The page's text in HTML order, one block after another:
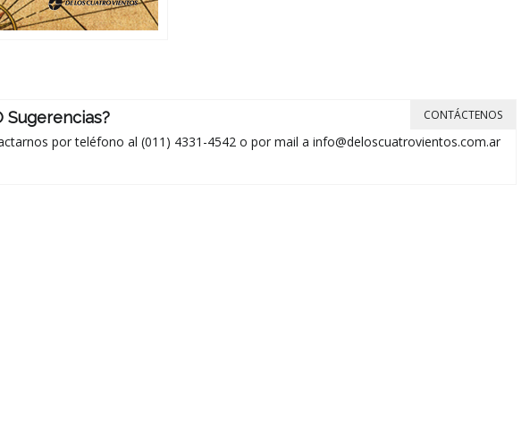
Sugerencias?
por teléfono al (011) 4331-4542 o por mail a info@deloscuatrovientos.com.ar
CONTÁCTENOS